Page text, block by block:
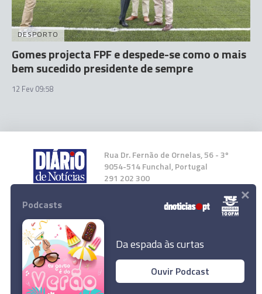
Ouro atinge novo máximo histórico acima dos
DESPORTO
Gomes projecta FPF e despede-se como o mais
bem sucedido presidente de sempre
12 Fev 09:58
Rua Dr. Fernão de Ornelas, 56 - 3º
9054-514 Funchal, Portugal
291 202 300
Instale a nossa App
© 2025 Empresa Diário de Notícias, Lda.
Podcasts
Da espada às curtas
Ouvir Podcast
×